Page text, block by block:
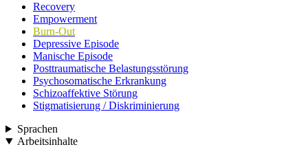
Recovery
Empowerment
Burn-Out
Depressive Episode
Manische Episode
Posttraumatische Belastungsstörung
Psychosomatische Erkrankung
Schizoaffektive Störung
Stigmatisierung / Diskriminierung
Sprachen
Arbeitsinhalte